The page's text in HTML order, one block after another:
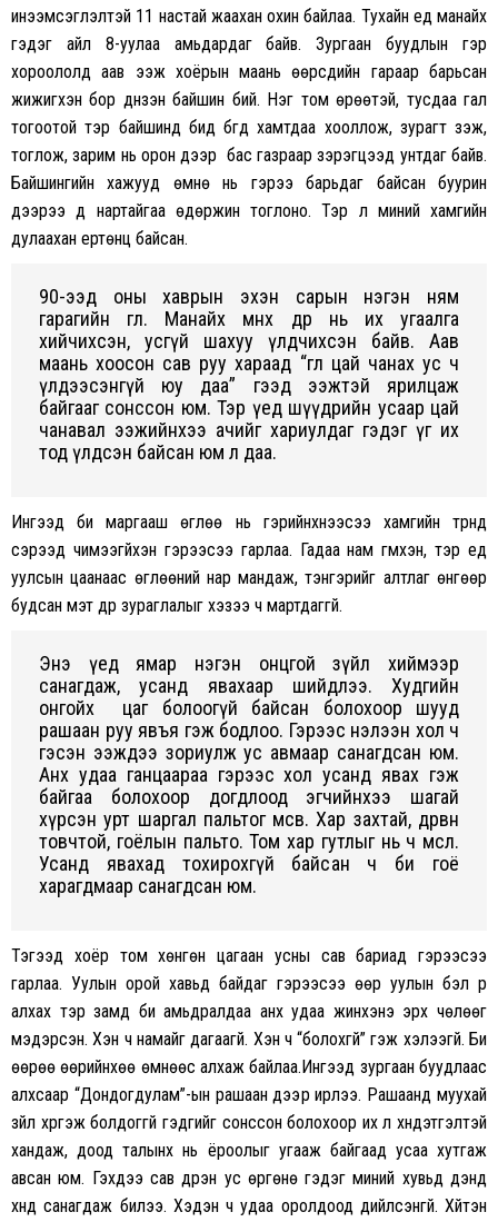
инээмсэглэлтэй 11 настай жаахан охин байлаа. Тухайн үед манайх
гэдэг айл 8-уулаа амьдардаг байв. Зургаан буудлын гэр
хороололд аав ээж хоёрын маань өөрсдийн гараар барьсан
жижигхэн бор дүнзэн байшин бий. Нэг том өрөөтэй, тусдаа гал
тогоотой тэр байшинд бид бүгд хамтдаа хооллож, зурагт үзэж,
тоглож, зарим нь орон дээр бас газраар зэрэгцээд унтдаг байв.
Байшингийн хажууд өмнө нь гэрээ барьдаг байсан буурин
дээрээ дүү нартайгаа өдөржин тоглоно. Тэр л миний хамгийн
дулаахан ертөнц байсан.
90-ээд оны хаврын эхэн сарын нэгэн ням
гарагийн өглөө. Манайх өмнөх өдөр нь их угаалга
хийчихсэн, усгүй шахуу үлдчихсэн байв. Аав
маань хоосон сав руу хараад “өглөө цай чанах ус ч
үлдээсэнгүй юу даа” гээд ээжтэй ярилцаж
байгааг сонссон юм. Тэр үед шүүдрийн усаар цай
чанавал ээжийнхээ ачийг хариулдаг гэдэг үг их
тод үлдсэн байсан юм л даа.
Ингээд би маргааш өглөө нь гэрийнхнээсээ хамгийн түрүүнд
сэрээд чимээгүйхэн гэрээсээ гарлаа. Гадаа нам гүмхэн, тэр үед
уулсын цаанаас өглөөний нар мандаж, тэнгэрийг алтлаг өнгөөр
будсан мэт дүр зураглалыг хэзээ ч мартдаггүй.
Энэ үед ямар нэгэн онцгой зүйл хиймээр
санагдаж, усанд явахаар шийдлээ. Худгийн
онгойх цаг болоогүй байсан болохоор шууд
рашаан руу явъя гэж бодлоо. Гэрээс нэлээн хол ч
гэсэн ээждээ зориулж ус авмаар санагдсан юм.
Анх удаа ганцаараа гэрээс хол усанд явах гэж
байгаа болохоор догдлоод эгчийнхээ шагай
хүрсэн урт шаргал пальтог өмсөв. Хар захтай, дөрвөн
товчтой, гоёлын пальто. Том хар гутлыг нь ч өмслөө.
Усанд явахад тохирохгүй байсан ч би гоё
харагдмаар санагдсан юм.
Тэгээд хоёр том хөнгөн цагаан усны сав бариад гэрээсээ
гарлаа. Уулын орой хавьд байдаг гэрээсээ өөр уулын бэл рүү
алхах тэр замд би амьдралдаа анх удаа жинхэнэ эрх чөлөөг
мэдэрсэн. Хэн ч намайг дагаагүй. Хэн ч “болохгүй” гэж хэлээгүй. Би
өөрөө өөрийнхөө өмнөөс алхаж байлаа.Ингээд зургаан буудлаас
алхсаар “Дондогдулам”-ын рашаан дээр ирлээ. Рашаанд муухай
зүйл хүргэж болдоггүй гэдгийг сонссон болохоор их л хүндэтгэлтэй
хандаж, доод талынх нь ёроолыг угааж байгаад усаа хутгаж
авсан юм. Гэхдээ сав дүүрэн ус өргөнө гэдэг миний хувьд дэндүү
хүнд санагдаж билээ. Хэдэн ч удаа оролдоод дийлсэнгүй. Хүйтэн